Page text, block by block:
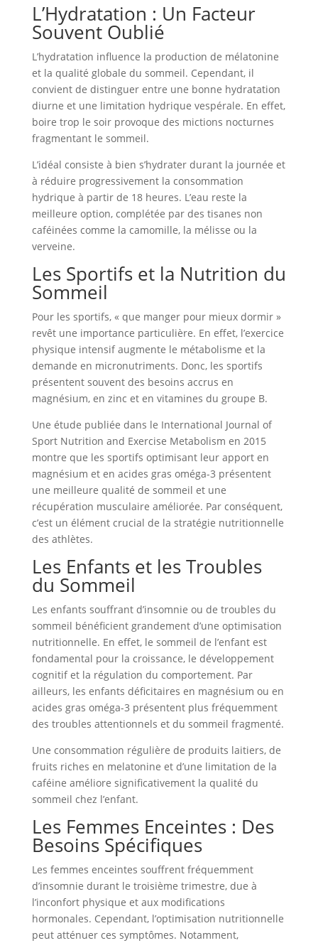
L’Hydratation : Un Facteur
Souvent Oublié
L’hydratation influence la production de mélatonine
et la qualité globale du sommeil. Cependant, il
convient de distinguer entre une bonne hydratation
diurne et une limitation hydrique vespérale. En effet,
boire trop le soir provoque des mictions nocturnes
fragmentant le sommeil.
L’idéal consiste à bien s’hydrater durant la journée et
à réduire progressivement la consommation
hydrique à partir de 18 heures. L’eau reste la
meilleure option, complétée par des tisanes non
caféinées comme la camomille, la mélisse ou la
verveine.
Les Sportifs et la Nutrition du
Sommeil
Pour les sportifs, « que manger pour mieux dormir »
revêt une importance particulière. En effet, l’exercice
physique intensif augmente le métabolisme et la
demande en micronutriments. Donc, les sportifs
présentent souvent des besoins accrus en
magnésium, en zinc et en vitamines du groupe B.
Une étude publiée dans le International Journal of
Sport Nutrition and Exercise Metabolism en 2015
montre que les sportifs optimisant leur apport en
magnésium et en acides gras oméga-3 présentent
une meilleure qualité de sommeil et une
récupération musculaire améliorée. Par conséquent,
c’est un élément crucial de la stratégie nutritionnelle
des athlètes.
Les Enfants et les Troubles
du Sommeil
Les enfants souffrant d’insomnie ou de troubles du
sommeil bénéficient grandement d’une optimisation
nutritionnelle. En effet, le sommeil de l’enfant est
fondamental pour la croissance, le développement
cognitif et la régulation du comportement. Par
ailleurs, les enfants déficitaires en magnésium ou en
acides gras oméga-3 présentent plus fréquemment
des troubles attentionnels et du sommeil fragmenté.
Une consommation régulière de produits laitiers, de
fruits riches en melatonine et d’une limitation de la
caféine améliore significativement la qualité du
sommeil chez l’enfant.
Les Femmes Enceintes : Des
Besoins Spécifiques
Les femmes enceintes souffrent fréquemment
d’insomnie durant le troisième trimestre, due à
l’inconfort physique et aux modifications
hormonales. Cependant, l’optimisation nutritionnelle
peut atténuer ces symptômes. Notamment,